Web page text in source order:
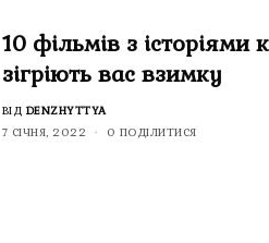
10 фільмів з історіями
зігріють вас взимку
ВІД DENZHYTTYA
7 СІЧНЯ, 2022
0 ПОДІЛИТИСЯ